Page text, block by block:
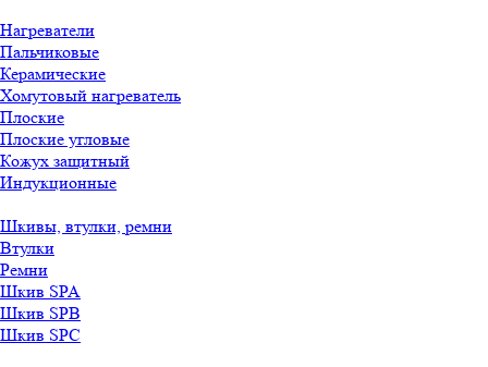
Нагреватели
Пальчиковые
Керамические
Хомутовый нагреватель
Плоские
Плоские угловые
Кожух защитный
Индукционные
Шкивы, втулки, ремни
Втулки
Ремни
Шкив SPA
Шкив SPB
Шкив SPC